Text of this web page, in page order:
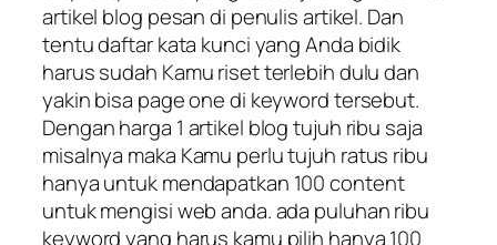
artikel blog pesan di penulis artikel. Dan
tentu daftar kata kunci yang Anda bidik
harus sudah Kamu riset terlebih dulu dan
yakin bisa page one di keyword tersebut.
Dengan harga 1 artikel blog tujuh ribu saja
misalnya maka Kamu perlu tujuh ratus ribu
hanya untuk mendapatkan 100 content
untuk mengisi web anda. ada puluhan ribu
keyword yang harus kamu pilih hanya 100